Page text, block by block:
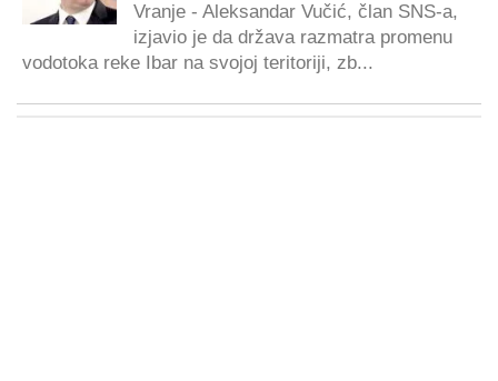
Vranje - Aleksandar Vučić, član SNS-a,
izjavio je da država razmatra promenu
vodotoka reke Ibar na svojoj teritoriji, zb...